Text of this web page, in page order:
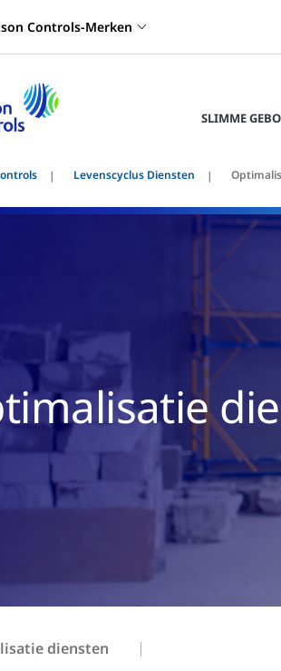
Controls-Merken
SLIMME
Levenscyclus Diensten
diensten